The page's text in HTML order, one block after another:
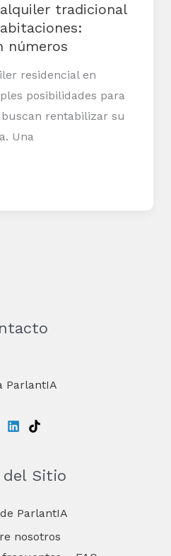
tradicional
números
residencial en
posibilidades para
rentabilizar su
Una
ParlantIA
del Sitio
ParlantIA
nosotros